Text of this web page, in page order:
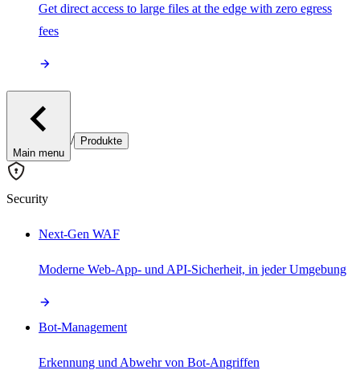
Get direct access to large files at the edge with zero egress
fees
Main menu
/ Produkte
Security
Next-Gen WAF
Moderne Web-App- und API-Sicherheit, in jeder Umgebung
Bot-Management
Erkennung und Abwehr von Bot-Angriffen